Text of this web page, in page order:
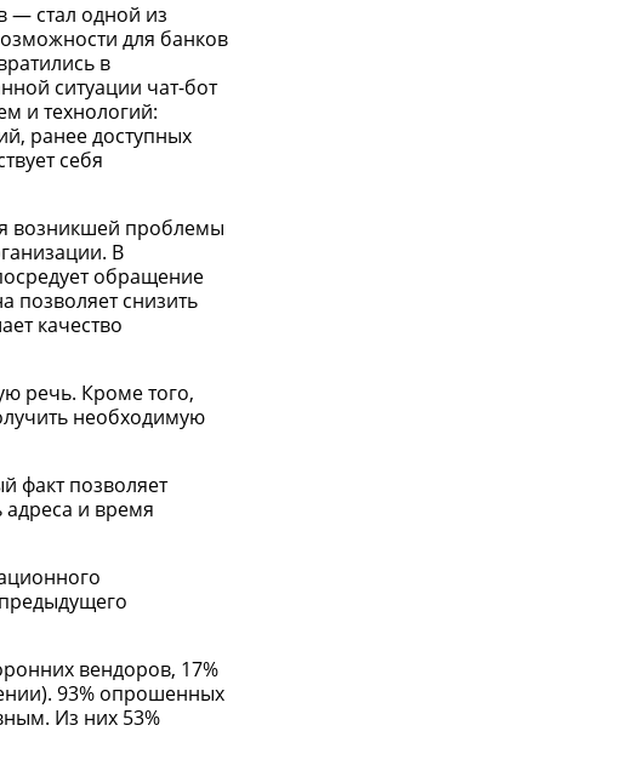
— стал одной из
для банков
в
ситуации чат-бот
и технологий:
ранее доступных
себя
возникшей проблемы
В
обращение
позволяет снизить
качество
речь. Кроме того,
необходимую
факт позволяет
и время
вендоров, 17%
93% опрошенных
Из них 53%